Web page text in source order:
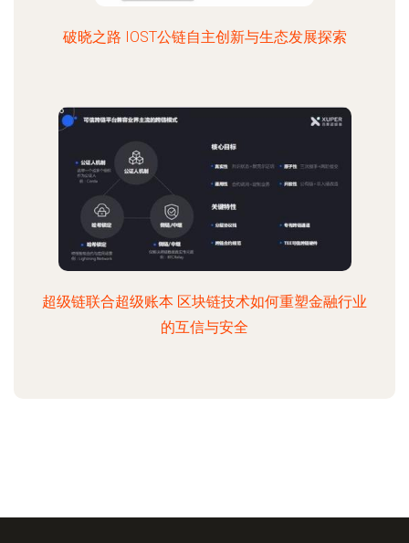
破晓之路 IOST公链自主创新与生态发展探索
超级链联合超级账本 区块链技术如何重塑金融行业
的互信与安全